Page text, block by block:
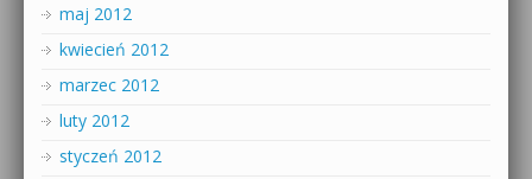
maj 2012
kwiecień 2012
marzec 2012
luty 2012
styczeń 2012